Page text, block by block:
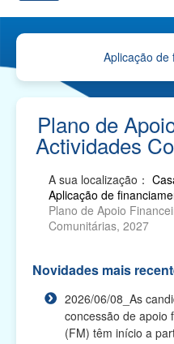
Aplicação de
Avisos
Orienteações, Impressos
Orientações e
Impressos para
Exemplares
de Declaração,
Alterações e...
Impresso electrónico
financeiros
Plano de
Actividades
A sua localização：
Aplicação de
Plano de Apoio
Comunitárias, 2027
Novidades mais
2026/06/08_As
concessão de apoio
(FM) têm início a